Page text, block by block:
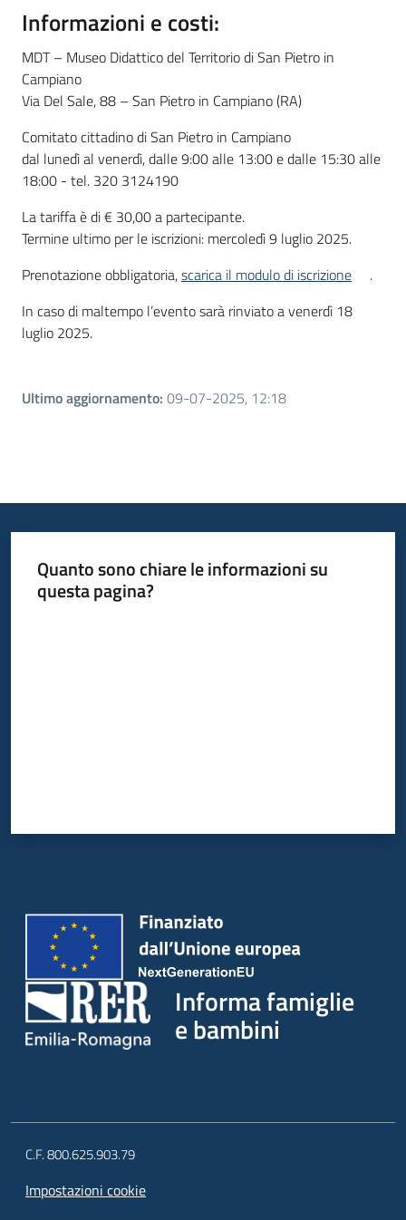
Informazioni e costi:
MDT – Museo Didattico del Territorio di San Pietro in
Campiano
Via Del Sale, 88 – San Pietro in Campiano (RA)
Comitato cittadino di San Pietro in Campiano
dal lunedì al venerdì, dalle 9:00 alle 13:00 e dalle 15:30 alle
18:00 - tel. 320 3124190
La tariffa è di € 30,00 a partecipante.
Termine ultimo per le iscrizioni: mercoledì 9 luglio 2025.
Prenotazione obbligatoria,scarica il modulo di iscrizione
.
In caso di maltempo l’evento sarà rinviato a venerdì 18
luglio 2025.
Ultimo aggiornamento: 09-07-2025, 12:18
Quanto sono chiare le informazioni su
questa pagina?
Informa famiglie
e bambini
C.F. 800.625.903.79
Impostazioni cookie